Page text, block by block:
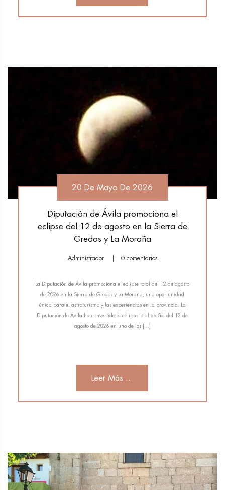
20 De Mayo De 2026
Diputación de Ávila promociona el
eclipse del 12 de agosto en la Sierra de
Gredos y La Moraña
Administrador 0 comentarios
La Diputación de Ávila promociona el eclipse total del 12 de agosto
de 2026 en la Sierra de Gredos y La Moraña, una oportunidad
única para el astroturismo y las experiencias en la provincia. La
Diputación de Ávila ha convertido el eclipse total de Sol del 12 de
agosto de 2026 en uno de los […]
Leer Más ...